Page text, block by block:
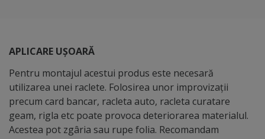
APLICARE UȘOARĂ
Pentru montajul acestui produs este necesară
utilizarea unei raclete. Folosirea unor improvizații
precum card bancar, racleta auto, racleta curatare
geam, rigla etc poate provoca deteriorarea materialul.
Acestea pot zgâria sau rupe folia. Recomandam